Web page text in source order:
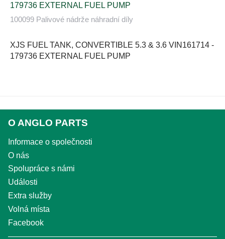
179736 EXTERNAL FUEL PUMP
100099 Palivové nádrže náhradní díly
XJS FUEL TANK, CONVERTIBLE 5.3 & 3.6 VIN161714 -
179736 EXTERNAL FUEL PUMP
O ANGLO PARTS
Informace o společnosti
O nás
Spolupráce s námi
Události
Extra služby
Volná místa
Facebook